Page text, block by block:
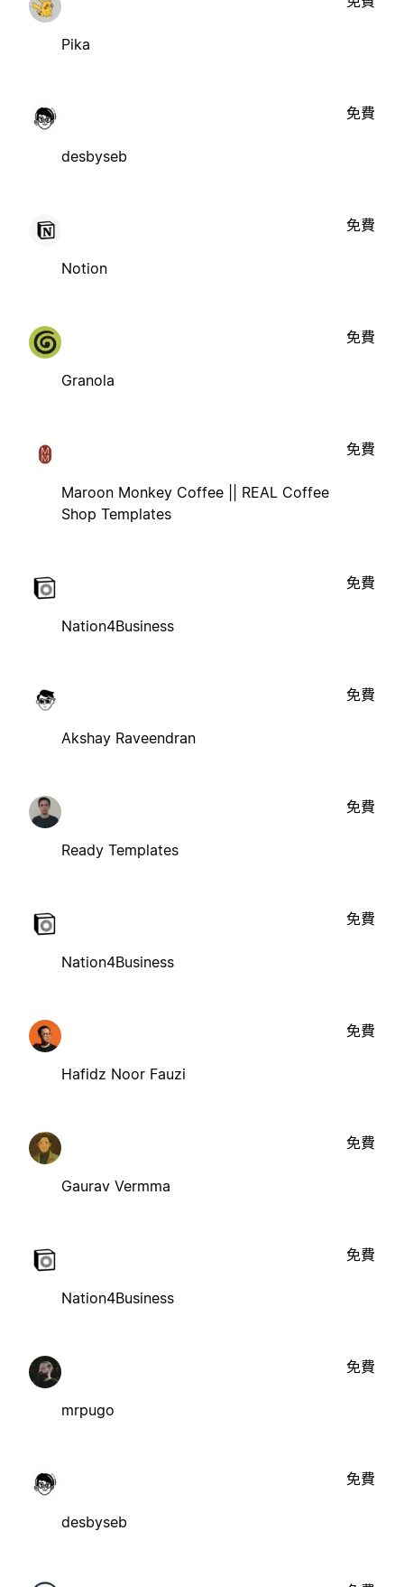
Pika
desbyseb
免費
Notion
免費
Granola
免費
Maroon Monkey Coffee || REAL Coffee
Shop Templates
免費
Nation4Business
免費
Akshay Raveendran
免費
Ready Templates
免費
Nation4Business
免費
Hafidz Noor Fauzi
免費
Gaurav Vermma
免費
Nation4Business
免費
mrpugo
免費
desbyseb
免費